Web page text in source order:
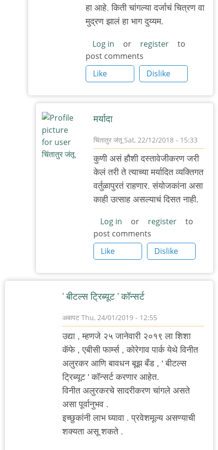
जंतू
हा आहे. किती चांगल्या दर्जाचं चित्रण वा
मुद्रण झालं हा भाग दुय्यम.
Log in or register
to
post comments
Like
Dislike
मर्यादा
चिंतातुर जंतू Sat, 22/12/2018 - 15:33
In
reply
दस्तावेजीकरण
अमुक
कुणी असं हौशी दस्तावेजीकरण जरी
केलं तरी ते त्याच्या मर्यादित व्यक्तिगत
वर्तुळापुरतं राहणार. संयोजकांना असा
काही उत्साह असल्याचं दिसत नाही.
Log in or register
to
post comments
Like
Dislike
' बीटल्स ट्रिब्यूट ' कॉन्सर्ट
अबापट Thu, 24/01/2019 - 12:55
उद्या , म्हणजे २५ जानेवारी २०१९ ला शिशा
कॅफे , एबीसी फार्म्स , कोरेगाव पार्क येथे विनीत
अलुरकर आणि बावधन बूझ बँड , ' बीटल्स
ट्रिब्यूट ' कॉन्सर्ट करणार आहेत.
विनीत अलुरकरचे सादरीकरण चांगले असते
असा पूर्वानुभव .
इच्छुकांनी लाभ घ्यावा . प्रवेशमूल्य असण्याची
शक्यता असू शकते .